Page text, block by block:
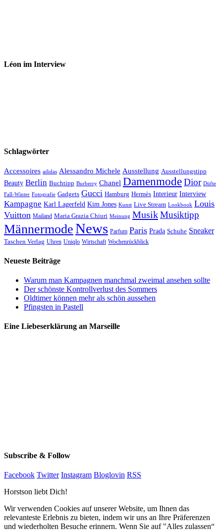
Léon im Interview
Schlagwörter
Accessoires adidas Alessandro Michele Ausstellung Ausstellungstipp
Beauty Berlin Buchtipp Burberry Chanel DamenmodeDior Düfte
Fall-Winter Fotografie Gadgets Gucci Hamburg Hermès Interieur Interview
Kampagne Karl Lagerfeld Kim Jones Kunst Live Stream Lookbook Louis
Vuitton Mailand Maria Grazia Chiuri Meinung MusikMusiktipp
MännermodeNews Parfum Paris Prada Schuhe Sneaker
Taschen Verlag Uhren Uniqlo Wirtschaft Wochenrückblick
Neueste Beiträge
Warum man Kampagnen manchmal zweimal ansehen sollte
Der schönste Kontrollverlust des Sommers
Oldtimer können mehr als schön aussehen
Pfingsten in Pastell
Eine Liebeserklärung an Marseille
Subscribe & Follow
Facebook Twitter Instagram Bloglovin RSS
Horstson liebt Dich!
Wir verwenden Cookies auf unserer Website, um Ihnen das
relevanteste Erlebnis zu bieten, indem wir uns an Ihre Präferenzen
und wiederholten Besuche erinnern. Wenn Sie auf "Alles zulassen“